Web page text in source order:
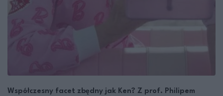
Współczesny facet zbędny jak Ken? Z prof. Philipem